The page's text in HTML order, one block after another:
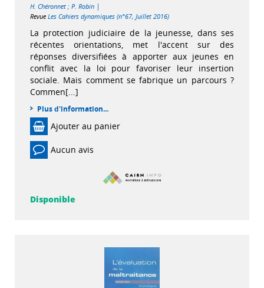
H. Chéronnet ; P. Robin |
Revue Les Cahiers dynamiques (n°67, Juillet 2016)
La protection judiciaire de la jeunesse, dans ses
récentes orientations, met l'accent sur des
réponses diversifiées à apporter aux jeunes en
conflit avec la loi pour favoriser leur insertion
sociale. Mais comment se fabrique un parcours ?
Commen[...]
Plus d'information...
Ajouter au panier
Aucun avis
Disponible